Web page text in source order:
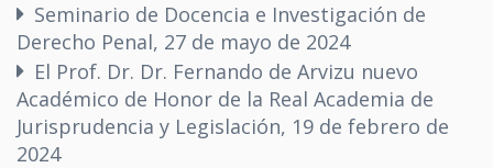
Seminario de Docencia e Investigación de
Derecho Penal, 27 de mayo de 2024
El Prof. Dr. Dr. Fernando de Arvizu nuevo
Académico de Honor de la Real Academia de
Jurisprudencia y Legislación, 19 de febrero de
2024